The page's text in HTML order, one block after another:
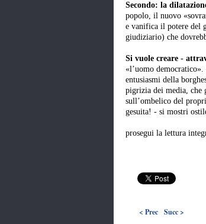
Secondo: la
popolo, il nuovo
e vanifica il potere del
giudiziario) che
Si vuole creare -
«l’uomo
entusiasmi della
pigrizia dei media, che
sull’ombelico del
gesuita! - si mostri
prosegui la lettura
< Prec Succ >